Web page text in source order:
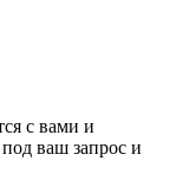
с вами и
ваш запрос и